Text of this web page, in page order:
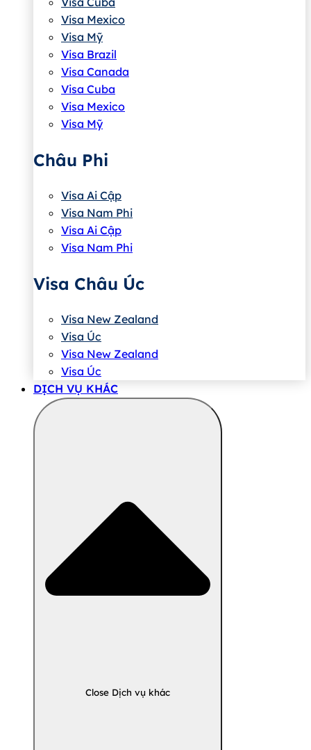
Visa Mexico
Visa Mỹ
Visa Brazil
Visa Canada
Visa Cuba
Visa Mexico
Visa Mỹ
Châu Phi
Visa Ai Cập
Visa Nam Phi
Visa Ai Cập
Visa Nam Phi
Visa Châu Úc
Visa New Zealand
Visa Úc
Visa New Zealand
Visa Úc
DỊCH VỤ KHÁC
Close Dịch vụ khác